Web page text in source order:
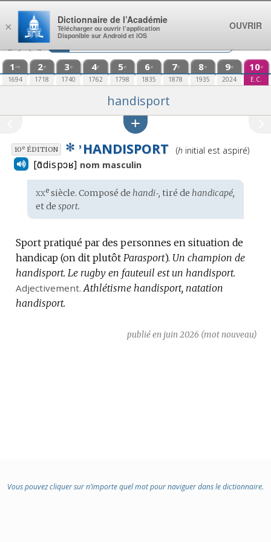
Aller au contenu
1 re
1694
2e
1718
3e
1740
4e
1762
5e
1798
6e
1835
7e
1878
8e
1935
9e
2024
10e
E.C.
handisport
10eÉDITION ✻ ’ HANDISPORT
Prononciation
(hinitial est aspiré)
[ɑ̃dispɔʁ] nom masculin
Étymologie
:
xxesiècle. Composé de handi‑, tiré de handicapé,
et de sport.
Sport pratiqué par des personnes en situation de
handicap (on dit plutôt Parasport). Un champion de
handisport. Le rugby en fauteuil est un handisport.
Adjectivement. Athlétisme handisport, natation
handisport.
publié en juin 2026 (mot nouveau)
Vous pouvez cliquer sur n’importe quel mot pour naviguer dans le dictionnaire.
×
Dictionnaire de l’Académie
Télécharger ou ouvrir l’application
Disponible sur Android et iOS
OUVRIR